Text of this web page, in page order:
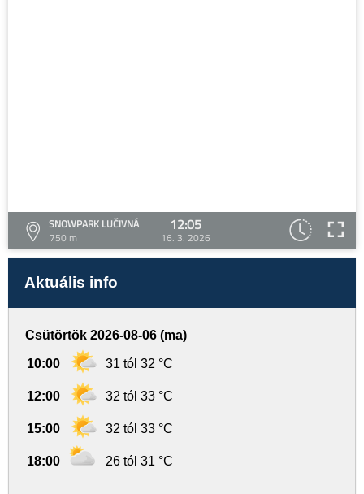
SNOWPARK LUČIVNÁ
750 m
12:05
16. 3. 2026
Aktuális info
Csütörtök 2026-08-06 (ma)
10:00 31 tól 32 °C
12:00 32 tól 33 °C
15:00 32 tól 33 °C
18:00 26 tól 31 °C